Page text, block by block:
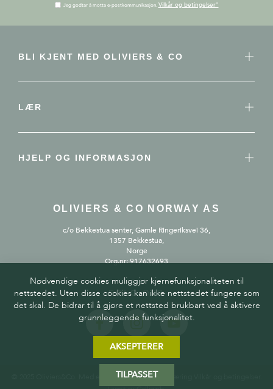
Jeg godtar å motta e-postkommunikasjon. Vilkår og betingelser"
BLI KJENT MED OLIVIERS & CO
LÆR
HJELP OG INFORMASJON
OLIVIERS & CO NORWAY AS
c/o Bekkestua senter, Gamle Ringeriksvei 36,
1357 Bekkestua,
Norge
Org.nr: 917632693
FØLG OSS
© 2025 Oliviers&Co. Med enerett.Personvernerklæring
Nødvendige cookies muliggjør kjernefunksjonaliteten til
nettstedet. Uten disse cookies kan ikke nettstedet fungere som
det skal. De bidrar til å gjøre et nettsted brukbart ved å aktivere
grunnleggende funksjonalitet.
AKSEPTERER
TILPASSET